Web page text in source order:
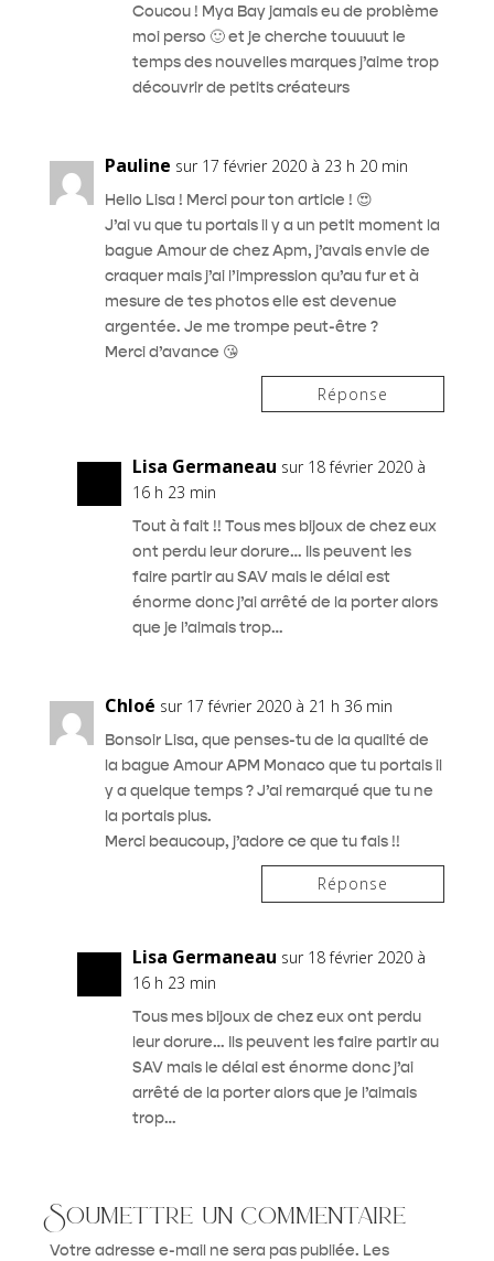
Coucou ! Mya Bay jamais eu de problème
moi perso 🙂 et je cherche touuuut le
temps des nouvelles marques j’aime trop
découvrir de petits créateurs
Pauline sur 17 février 2020 à 23 h 20 min
Hello Lisa ! Merci pour ton article ! 😍
J’ai vu que tu portais il y a un petit moment la
bague Amour de chez Apm, j’avais envie de
craquer mais j’ai l’impression qu’au fur et à
mesure de tes photos elle est devenue
argentée. Je me trompe peut-être ?
Merci d’avance 😘
Réponse
Lisa Germaneau sur 18 février 2020 à
16 h 23 min
Tout à fait !! Tous mes bijoux de chez eux
ont perdu leur dorure… Ils peuvent les
faire partir au SAV mais le délai est
énorme donc j’ai arrêté de la porter alors
que je l’aimais trop…
Chloé sur 17 février 2020 à 21 h 36 min
Bonsoir Lisa, que penses-tu de la qualité de
la bague Amour APM Monaco que tu portais il
y a quelque temps ? J’ai remarqué que tu ne
la portais plus.
Merci beaucoup, j’adore ce que tu fais !!
Réponse
Lisa Germaneau sur 18 février 2020 à
16 h 23 min
Tous mes bijoux de chez eux ont perdu
leur dorure… Ils peuvent les faire partir au
SAV mais le délai est énorme donc j’ai
arrêté de la porter alors que je l’aimais
trop…
Soumettre un commentaire
Votre adresse e-mail ne sera pas publiée. Les